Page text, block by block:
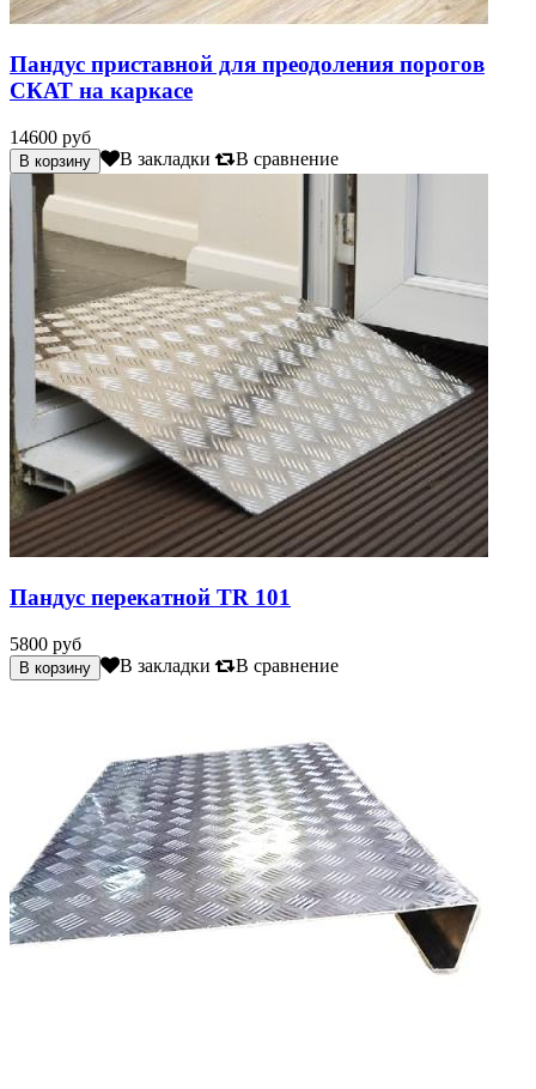
Пандус приставной для преодоления порогов
СКАТ на каркасе
14600 руб
В закладки В сравнение
Пандус перекатной TR 101
5800 руб
В закладки В сравнение